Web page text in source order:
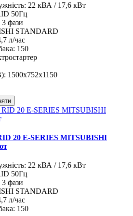
22 кВА / 17,6 кВт
50Гц
фази
STANDARD
л/час
150
1500x752x1150
20 E-SERIES MITSUBISHI
22 кВА / 17,6 кВт
50Гц
фази
STANDARD
л/час
150